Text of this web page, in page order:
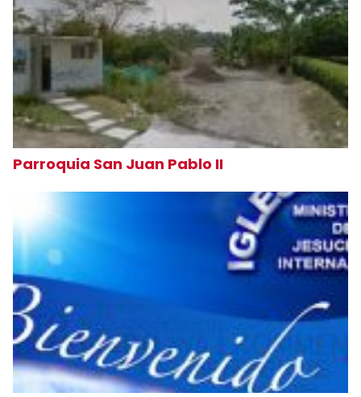
Parroquia San Juan Pablo II